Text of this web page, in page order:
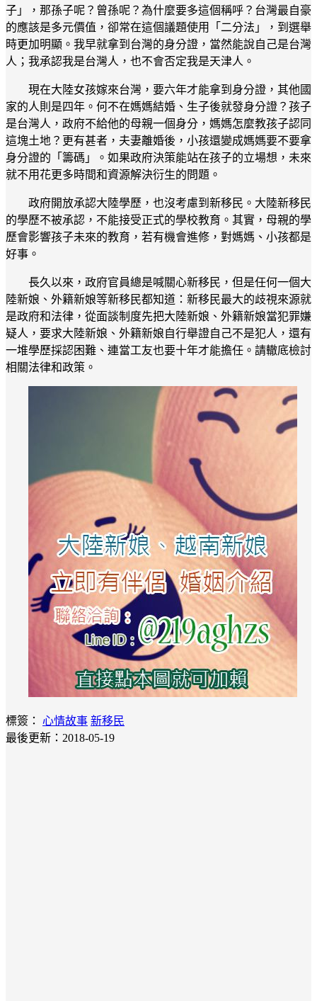
子」，那孫子呢？曾孫呢？為什麼要多這個稱呼？台灣最自豪
的應該是多元價值，卻常在這個議題使用「二分法」，到選舉
時更加明顯。我早就拿到台灣的身分證，當然能說自己是台灣
人；我承認我是台灣人，也不會否定我是天津人。
現在大陸女孩嫁來台灣，要六年才能拿到身分證，其他國
家的人則是四年。何不在媽媽結婚、生子後就發身分證？孩子
是台灣人，政府不給他的母親一個身分，媽媽怎麼教孩子認同
這塊土地？更有甚者，夫妻離婚後，小孩還變成媽媽要不要拿
身分證的「籌碼」。如果政府決策能站在孩子的立場想，未來
就不用花更多時間和資源解決衍生的問題。
政府開放承認大陸學歷，也沒考慮到新移民。大陸新移民
的學歷不被承認，不能接受正式的學校教育。其實，母親的學
歷會影響孩子未來的教育，若有機會進修，對媽媽、小孩都是
好事。
長久以來，政府官員總是喊關心新移民，但是任何一個大
陸新娘、外籍新娘等新移民都知道：新移民最大的歧視來源就
是政府和法律，從面談制度先把大陸新娘、外籍新娘當犯罪嫌
疑人，要求大陸新娘、外籍新娘自行舉證自己不是犯人，還有
一堆學歷採認困難、連當工友也要十年才能擔任。請轍底檢討
相關法律和政策。
標簽： 心情故事 新移民
最後更新：2018-05-19